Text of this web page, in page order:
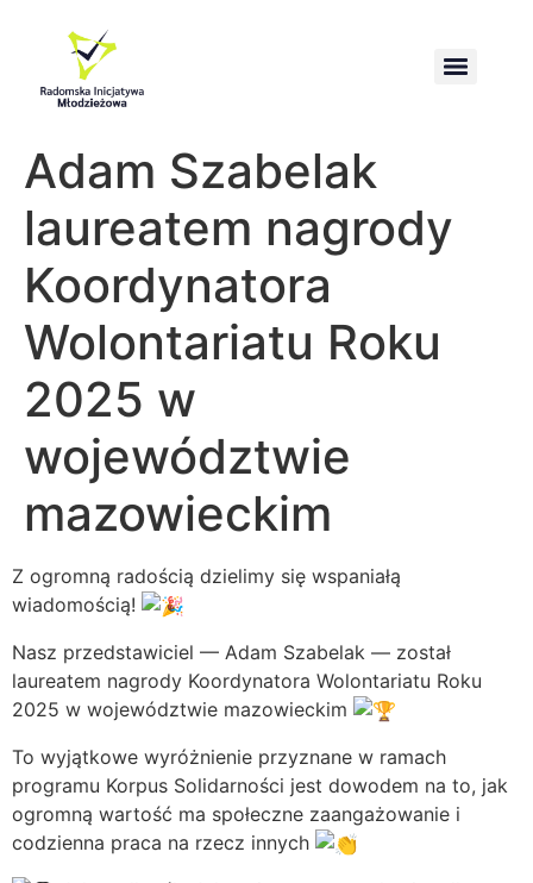
Adam Szabelak
laureatem nagrody
Koordynatora
Wolontariatu Roku
2025 w
województwie
mazowieckim
Z ogromną radością dzielimy się wspaniałą
wiadomością!
Nasz przedstawiciel — Adam Szabelak — został
laureatem nagrody Koordynatora Wolontariatu Roku
2025 w województwie mazowieckim
To wyjątkowe wyróżnienie przyznane w ramach
programu Korpus Solidarności jest dowodem na to, jak
ogromną wartość ma społeczne zaangażowanie i
codzienna praca na rzecz innych